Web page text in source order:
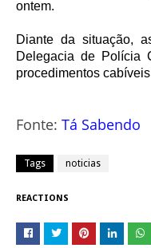
ontem.
Diante da situação,
Delegacia de Polícia
procedimentos
Fonte: Tá Sabendo
Tags noticias
REACTIONS